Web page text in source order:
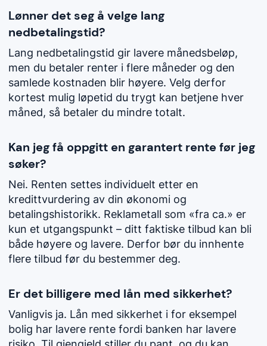
Lønner det seg å velge lang
nedbetalingstid?
Lang nedbetalingstid gir lavere månedsbeløp,
men du betaler renter i flere måneder og den
samlede kostnaden blir høyere. Velg derfor
kortest mulig løpetid du trygt kan betjene hver
måned, så betaler du mindre totalt.
Kan jeg få oppgitt en garantert rente før jeg
søker?
Nei. Renten settes individuelt etter en
kredittvurdering av din økonomi og
betalingshistorikk. Reklametall som «fra ca.» er
kun et utgangspunkt – ditt faktiske tilbud kan bli
både høyere og lavere. Derfor bør du innhente
flere tilbud før du bestemmer deg.
Er det billigere med lån med sikkerhet?
Vanligvis ja. Lån med sikkerhet i for eksempel
bolig har lavere rente fordi banken har lavere